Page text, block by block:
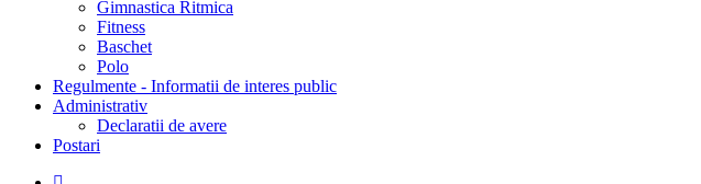
Gimnastica Ritmica
Fitness
Baschet
Polo
Regulmente - Informatii de interes public
Administrativ
Declaratii de avere
Postari